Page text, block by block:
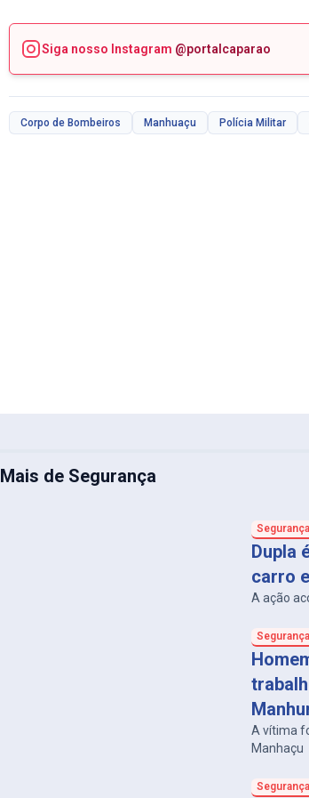
Siga nosso Instagram @portalcaparao
Corpo de Bombeiros Manhuaçu Polícia Militar
Mais de Segurança
Segurança
Dupla
carro
A ação
Segurança
A vítima
Manhaçu
Segurança